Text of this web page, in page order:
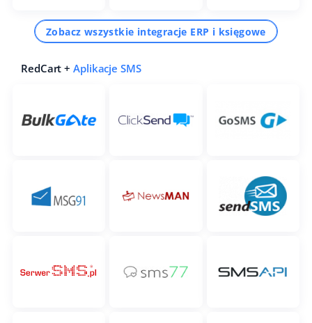
Zobacz wszystkie integracje ERP i księgowe
RedCart +Aplikacje SMS